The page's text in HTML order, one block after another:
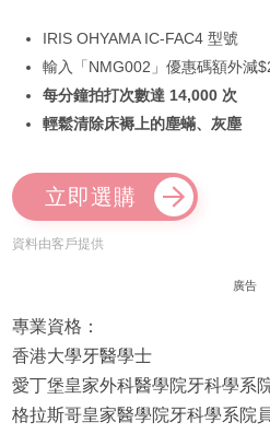
IRIS OHYAMA IC-FAC4 型號
輸入「NMG002」優惠碼額外減
每分鐘拍打次數達 14,000 次
輕鬆清除床褥上的塵蟎、灰塵
立即選購
資料由客戶提供
廣告
專業資格：
香港大學牙醫學士
愛丁堡皇家外科醫學院牙科學系
格拉斯哥皇家醫學院牙科學系院